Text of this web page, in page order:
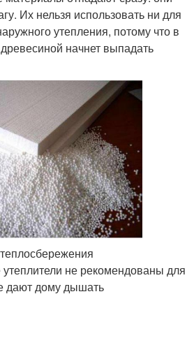
Их нельзя использовать ни для
утепления, потому что в
начнет выпадать
не рекомендованы для
дают дому дышать